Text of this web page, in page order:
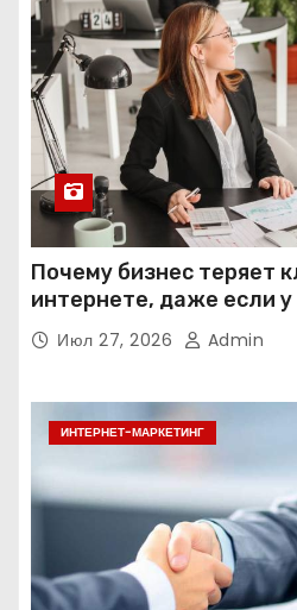
Почему бизнес теряет
интернете, даже если у
Июл 27, 2026 Admin
ИНТЕРНЕТ-МАРКЕТИНГ